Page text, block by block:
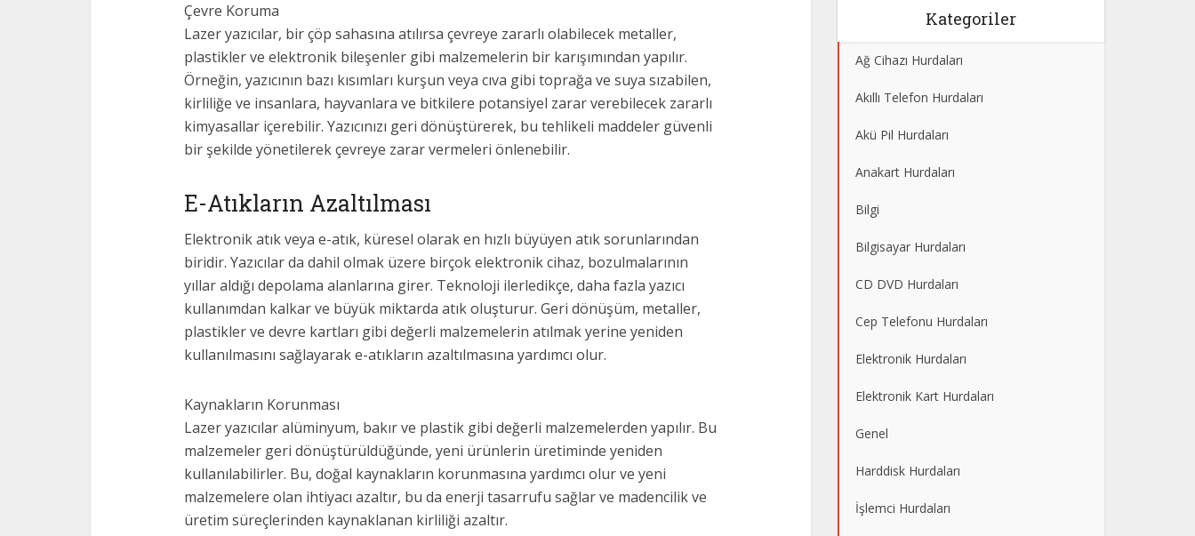
Çevre Koruma
Lazer yazıcılar, bir çöp sahasına atılırsa çevreye zararlı olabilecek metaller,
plastikler ve elektronik bileşenler gibi malzemelerin bir karışımından yapılır.
Örneğin, yazıcının bazı kısımları kurşun veya cıva gibi toprağa ve suya sızabilen,
kirliliğe ve insanlara, hayvanlara ve bitkilere potansiyel zarar verebilecek zararlı
kimyasallar içerebilir. Yazıcınızı geri dönüştürerek, bu tehlikeli maddeler güvenli
bir şekilde yönetilerek çevreye zarar vermeleri önlenebilir.
E-Atıkların Azaltılması
Elektronik atık veya e-atık, küresel olarak en hızlı büyüyen atık sorunlarından
biridir. Yazıcılar da dahil olmak üzere birçok elektronik cihaz, bozulmalarının
yıllar aldığı depolama alanlarına girer. Teknoloji ilerledikçe, daha fazla yazıcı
kullanımdan kalkar ve büyük miktarda atık oluşturur. Geri dönüşüm, metaller,
plastikler ve devre kartları gibi değerli malzemelerin atılmak yerine yeniden
kullanılmasını sağlayarak e-atıkların azaltılmasına yardımcı olur.
Kaynakların Korunması
Lazer yazıcılar alüminyum, bakır ve plastik gibi değerli malzemelerden yapılır. Bu
malzemeler geri dönüştürüldüğünde, yeni ürünlerin üretiminde yeniden
kullanılabilirler. Bu, doğal kaynakların korunmasına yardımcı olur ve yeni
malzemelere olan ihtiyacı azaltır, bu da enerji tasarrufu sağlar ve madencilik ve
üretim süreçlerinden kaynaklanan kirliliği azaltır.
Kategoriler
Ağ Cihazı Hurdaları
Akıllı Telefon Hurdaları
Akü Pil Hurdaları
Anakart Hurdaları
Bilgi
Bilgisayar Hurdaları
CD DVD Hurdaları
Cep Telefonu Hurdaları
Elektronik Hurdaları
Elektronik Kart Hurdaları
Genel
Harddisk Hurdaları
İşlemci Hurdaları